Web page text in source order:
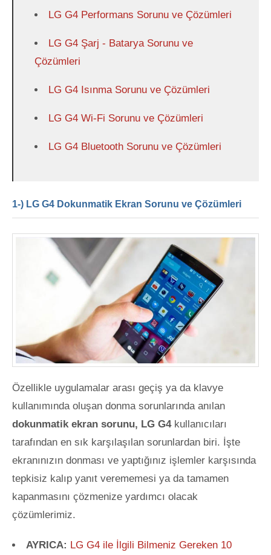
LG G4 Performans Sorunu ve Çözümleri
LG G4 Şarj - Batarya Sorunu ve
Çözümleri
LG G4 Isınma Sorunu ve Çözümleri
LG G4 Wi-Fi Sorunu ve Çözümleri
LG G4 Bluetooth Sorunu ve Çözümleri
1-) LG G4 Dokunmatik Ekran Sorunu ve Çözümleri
Özellikle uygulamalar arası geçiş ya da klavye
kullanımında oluşan donma sorunlarında anılan
dokunmatik ekran sorunu, LG G4kullanıcıları
tarafından en sık karşılaşılan sorunlardan biri. İşte
ekranınızın donması ve yaptığınız işlemler karşısında
tepkisiz kalıp yanıt verememesi ya da tamamen
kapanmasını çözmenize yardımcı olacak
çözümlerimiz.
AYRICA: LG G4 ile İlgili Bilmeniz Gereken 10